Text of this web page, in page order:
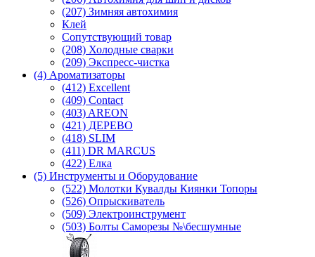
(207) Зимняя автохимия
Клей
Сопутствующий товар
(208) Холодные сварки
(209) Экспреcс-чистка
(4) Ароматизаторы
(412) Excellent
(409) Contact
(403) AREON
(421) ДЕРЕВО
(418) SLIM
(411) DR MARCUS
(422) Елка
(5) Инструменты и Оборудование
(522) Молотки Кувалды Киянки Топоры
(526) Опрыскиватель
(509) Электроинструмент
(503) Болты Саморезы №\бесшумные